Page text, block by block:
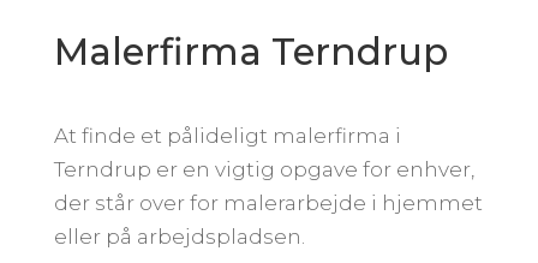
Malerfirma Terndrup
At finde et pålideligt malerfirma i
Terndrup er en vigtig opgave for enhver,
der står over for malerarbejde i hjemmet
eller på arbejdspladsen.